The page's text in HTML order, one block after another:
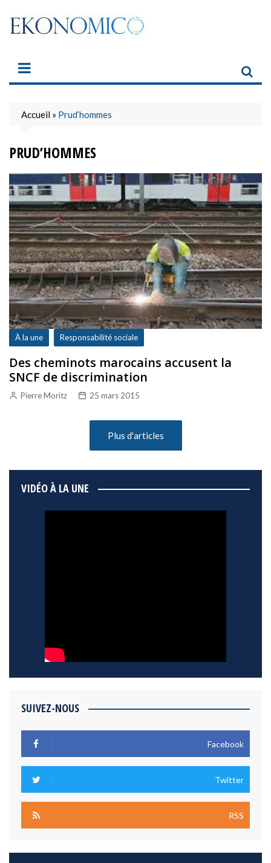
content
Accueil » Prud’hommes
PRUD’HOMMES
À la une Responsabilité sociale
Des cheminots marocains accusent la
SNCF de discrimination
Pierre Moritz 25 mars 2015
Plus d'articles
VIDÉO À LA UNE
SUIVEZ-NOUS
Facebook
Twitter
RSS